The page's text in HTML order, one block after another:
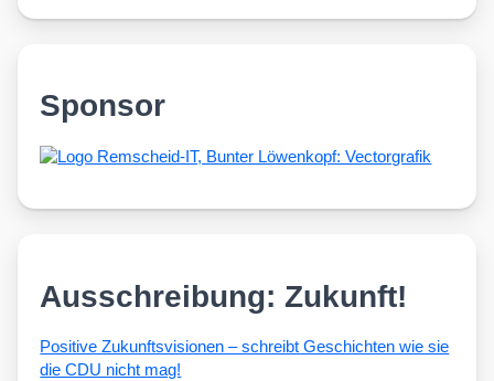
Sponsor
Ausschreibung: Zukunft!
Posi­ti­ve Zukunfts­vi­sio­nen – schreibt Geschich­ten wie sie
die CDU nicht mag!